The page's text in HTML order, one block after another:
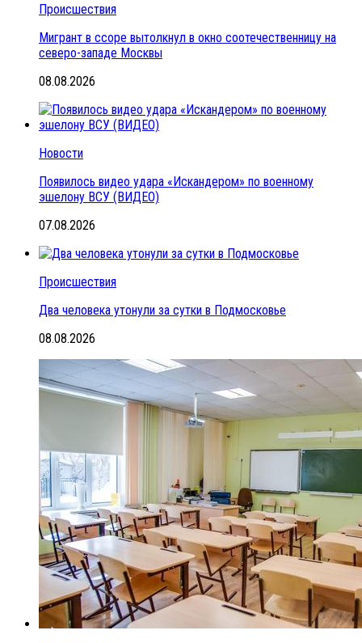
Происшествия
Мигрант в ссоре вытолкнул в окно соотечественницу на
северо-западе Москвы
08.08.2026
Новости
Появилось видео удара «Искандером» по военному
эшелону ВСУ (ВИДЕО)
07.08.2026
Происшествия
Два человека утонули за сутки в Подмосковье
08.08.2026